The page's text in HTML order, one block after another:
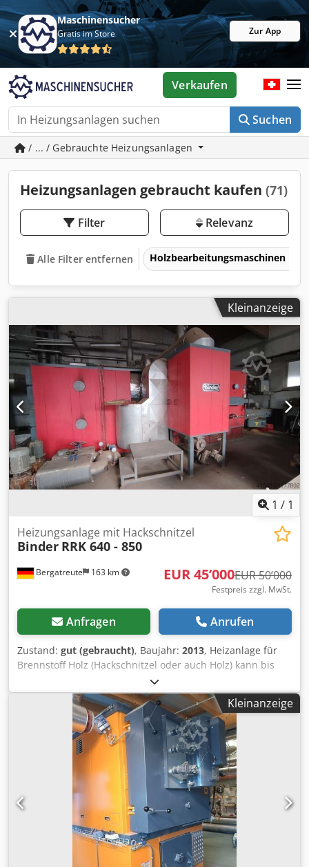
Maschinensucher
Gratis im Store Zur App
Suchen
Verkaufen
/ ... / Gebrauchte Heizungsanlagen
Heizungsanlagen gebraucht kaufen (71)
Filter Relevanz
Alle Filter entfernen Holzbearbeitungsmaschinen
Kleinanzeige
1 / 1
Bergatreute 163 km
Heizungsanlage mit Hackschnitzel
Binder RRK 640 - 850
EUR 45’000EUR 50’000
Festpreis zzgl. MwSt.
Anfragen Anrufen
Zustand: gut (gebraucht), Baujahr: 2013, Heizanlage für
Brennstoff Holz (Hackschnitzel oder auch Holz) kann bis
150 Grad Dampf erzeugen , aber auch für Warmwassser
geeignet. Einschub hydraulisch, daher geht auch größeres
Brennmaterial . Djdpfeyhlrmjx Ag Ieck Heizleistung bis 850
KW kann aber auch bis 1 MW Wärmeleistung bringen Ist
inzwischen eingelagert
Kleinanzeige